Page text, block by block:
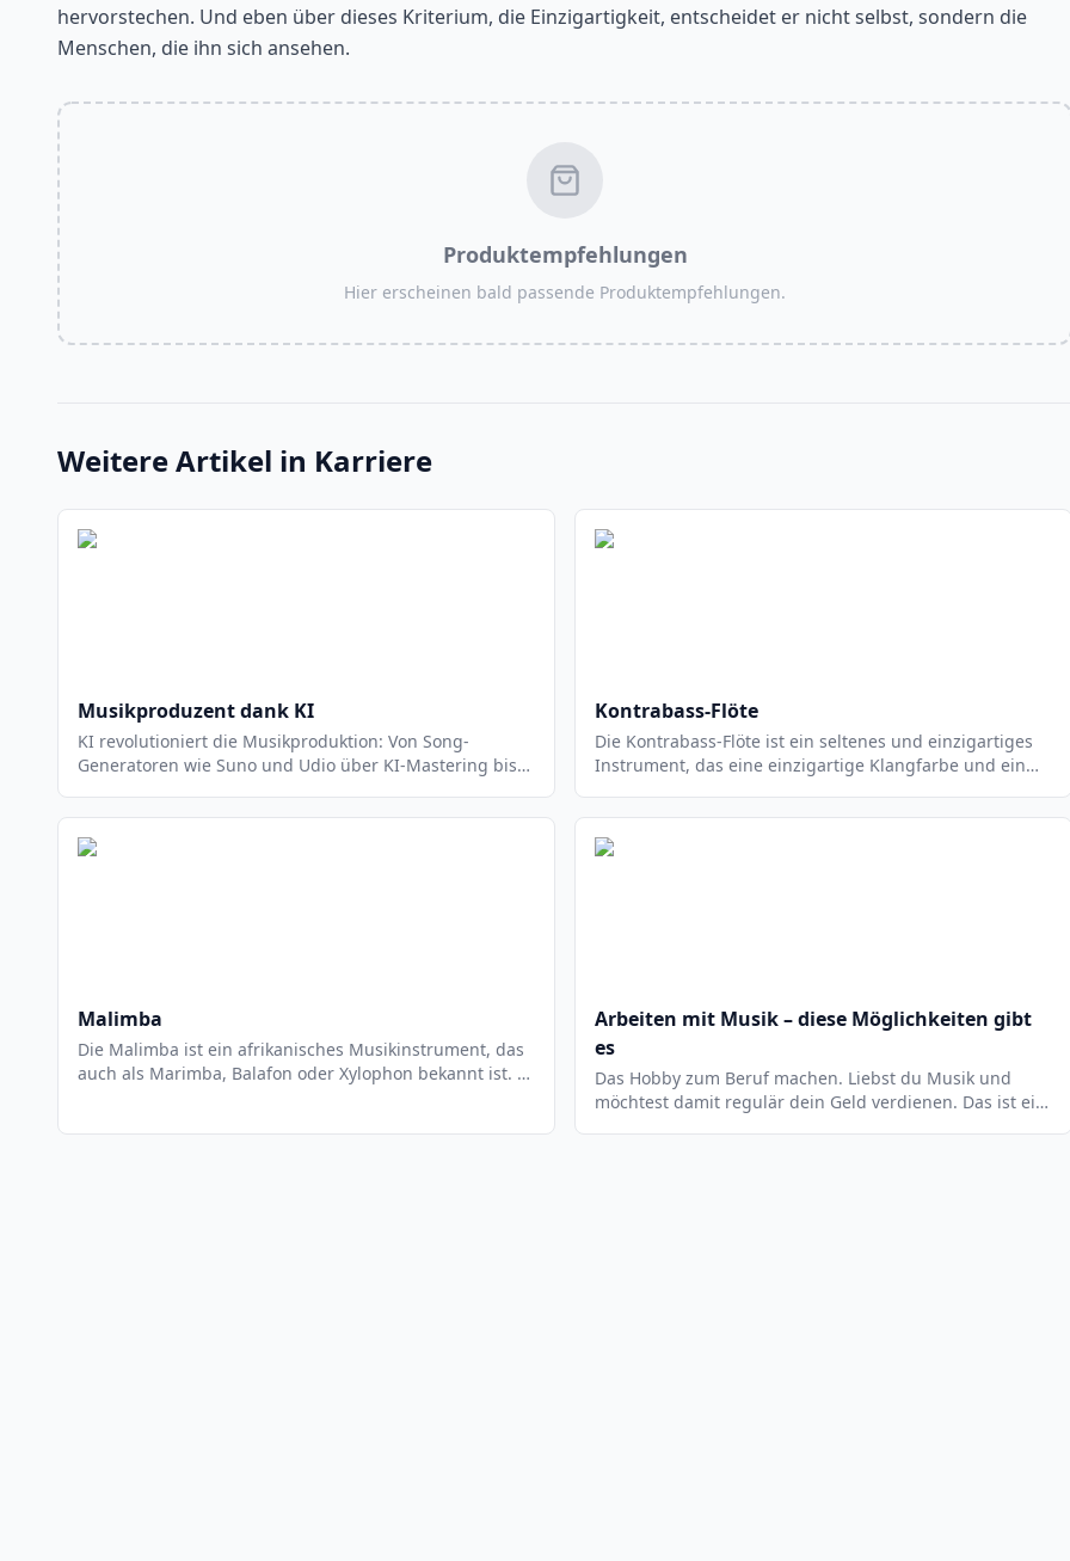
hervorstechen. Und eben über dieses Kriterium, die Einzigartigkeit, entscheidet er nicht selbst, sondern die
Menschen, die ihn sich ansehen.
Produktempfehlungen
Hier erscheinen bald passende Produktempfehlungen.
Weitere Artikel in Karriere
Musikproduzent dank KI
KI revolutioniert die Musikproduktion: Von Song-
Generatoren wie Suno und Udio über KI-Mastering bis
umfassender Guide für Hobbyproduzenten mit Tool-
Vergleichen, Workflows und Praxis-Tipps.
Kontrabass-Flöte
Die Kontrabass-Flöte ist ein seltenes und einzigartiges
Instrument, das eine einzigartige Klangfarbe und ein
spezielle Art von Flöte, die eine tiefere Tonhöhe als
andere Flöten hat. Es ist ein sehr flexibles Instrument,
das eine Vielzahl von Musikstilen unterstützen kann. Es
Malimba
Die Malimba ist ein afrikanisches Musikinstrument, das
auch als Marimba, Balafon oder Xylophon bekannt ist. Es
Arbeiten mit Musik – diese Möglichkeiten gibt
es
Das Hobby zum Beruf machen. Liebst du Musik und
möchtest damit regulär dein Geld verdienen. Das ist ein